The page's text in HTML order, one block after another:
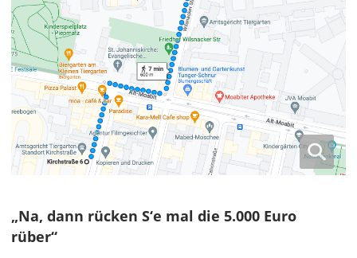
„Na, dann rücken S‘e mal die 5.000 Euro
rüber“